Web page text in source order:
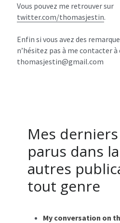
twitter.com/thomasjestin.
Enfin si vous avez des
n’hésitez pas à me contacter à
thomasjestin@gmail.com
Mes
parus dans
autres
tout genre
My conversation on